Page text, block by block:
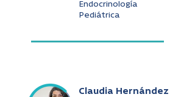
Endocrinología
Pediátrica
Claudia Hernández